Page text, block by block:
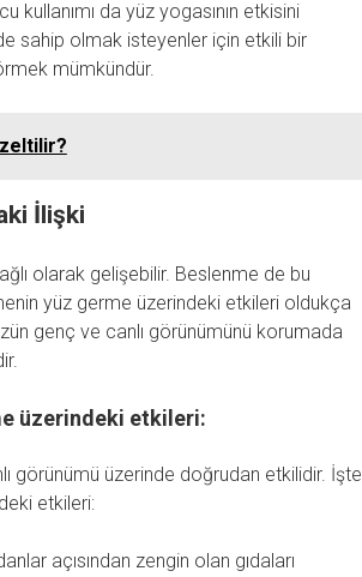
da yüz yogasının etkisini
sahip olmak isteyenler için etkili bir
mümkündür.
İlişki
olarak gelişebilir. Beslenme de bu
yüz germe üzerindeki etkileri oldukça
genç ve canlı görünümünü korumada
üzerindeki etkileri:
görünümü üzerinde doğrudan etkilidir. İşte
etkileri:
açısından zengin olan gıdaları